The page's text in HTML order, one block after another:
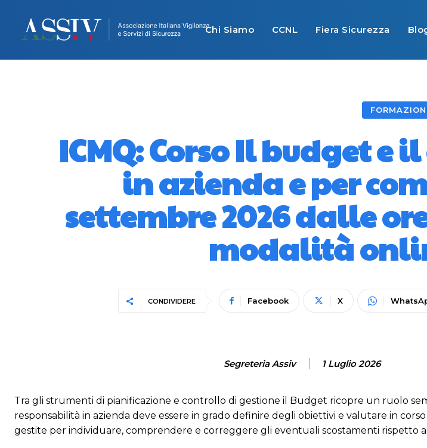
Chi Siamo CCNL Fiera Sicurezza
ICMQ: Corso Il budget
in azienda e per
settembre 2026 dalle
modalità
CONDIVIDERE Facebook X
Segreteria Assiv 1 Luglio 2026
Tra gli strumenti di pianificazione e controllo di gestione il Budget ricopre un ruolo
responsabilità in azienda deve essere in grado definire degli obiettivi e valutare in
gestite per individuare, comprendere e correggere gli eventuali scostamenti rispetto